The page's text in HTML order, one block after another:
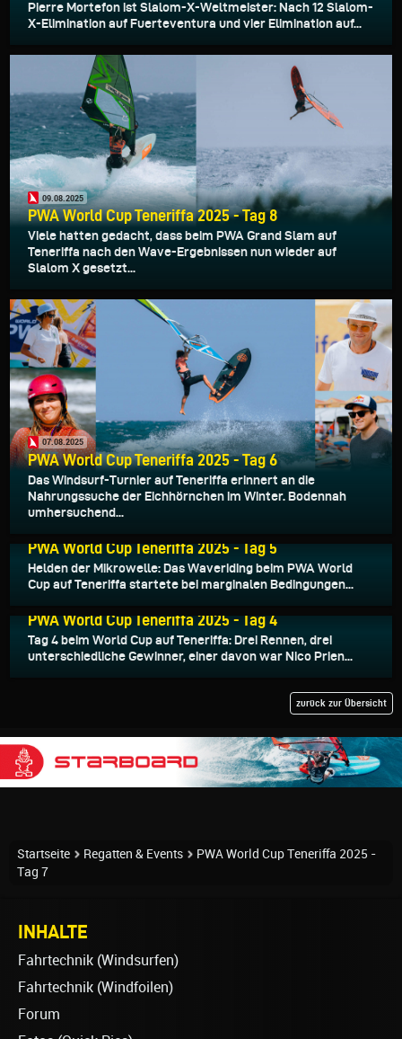
Pierre Mortefon ist Slalom-X-Weltmeister: Nach 12 Slalom-
X-Elimination auf Fuerteventura und vier Elimination auf...
09.08.2025
PWA World Cup Teneriffa 2025 - Tag 8
Viele hatten gedacht, dass beim PWA Grand Slam auf
Teneriffa nach den Wave-Ergebnissen nun wieder auf
Slalom X gesetzt...
07.08.2025
PWA World Cup Teneriffa 2025 - Tag 6
Das Windsurf-Turnier auf Teneriffa erinnert an die
Nahrungssuche der Eichhörnchen im Winter. Bodennah
umhersuchend...
PWA World Cup Teneriffa 2025 - Tag 5
Helden der Mikrowelle: Das Waveriding beim PWA World
Cup auf Teneriffa startete bei marginalen Bedingungen...
PWA World Cup Teneriffa 2025 - Tag 4
Tag 4 beim World Cup auf Teneriffa: Drei Rennen, drei
unterschiedliche Gewinner, einer davon war Nico Prien...
zurück zur Übersicht
Startseite Regatten & Events
PWA World Cup Teneriffa 2025 -
Tag 7
INHALTE
Fahrtechnik (Windsurfen)
Fahrtechnik (Windfoilen)
Forum